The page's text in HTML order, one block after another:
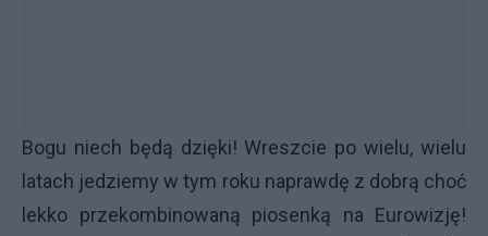
Bogu niech będą dzięki! Wreszcie po wielu, wielu
latach jedziemy w tym roku naprawdę z dobrą choć
lekko przekombinowaną piosenką na Eurowizję!